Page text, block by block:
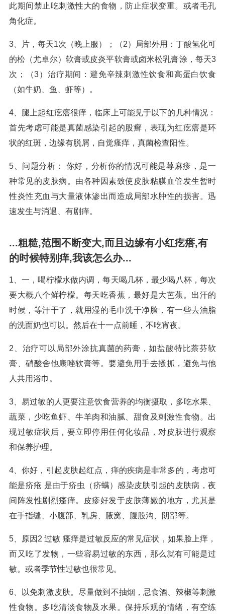
此期间禁止吃刺激性大的食物，防止症状变重。或者毛孔
角化症。
3、片，每天1次（晚上服）；（2）局部外用：丁酸氢化可
的松（尤卓尔）软膏或皮炎平软膏或卤米松乳膏涂，每天3
次；（3）治疗期间：避免辛辣刺激性饮食和高蛋白饮食
（如牛奶、鱼、虾等）。
4、腿上起红疙瘩很痒，临床上可能见于以下的几种情况：
首先考虑可能是真菌感染引起的股癣，表现为红疙瘩是环
状的红斑，边缘有脱屑，自觉瘙痒，真菌检查阳性。
5、问题分析： 你好，分析你的情况可能是荨麻疹，是一
种常见的皮肤病。由各种因素致使皮肤粘膜血管发生暂时
性炎性充血与大量液体渗出而造成局部水肿性的损害。迅
速发生与消退、有剧痒。
...粗糙,范围不断变大,而且边缘有小红疙瘩,有
的时候特别痒,我该怎么办...
1、一，喝柠檬水做内调，每天喝几杯，最少喝八杯，每次
要大概八个鲜柠檬。每天吃香蕉，最好是大芭蕉。出汗的
时候，等汗干了，就用湿的毛巾洗干净脸，有一些去油脂
的洗面奶也可以。然后在十一点前睡，不吃宵夜。
2、治疗可以局部外涂抗真菌的药膏，如盐酸特比萘芬软
膏、硝酸舍他康唑软膏等。要避免用手去搔抓，避免与他
人共用浴巾。
3、易过敏的人更要注意饮食营养的均衡摄取，多吃水果、
蔬菜，少吃鱼虾、牛羊肉和油腻、甜食及刺激性食物。出
现过敏症状后，要立即停用任何化妆品，对皮肤进行观察
和保养护理。
4、你好，引起皮肤起红点，痒的疾病是非常多的，考虑可
能是疥疮 是由于疥虫（疥螨）感染皮肤引起的皮肤病，夜
间阵发性剧烈瘙痒。皮疹好发于皮肤薄嫩的地方，尤其是
在手指缝、小腹部、乳房、腋窝、腹股沟、阴部等。
5、原因2 过敏 瘙痒是过敏反应的常见症状，如果脸上痒，
而又吃了发物，一些容易过敏的东西，那么就有可能是过
敏。或者季节性过敏也很常见。
6、以免刺激皮肤。尽量做到不抽烟，忌食酒、辣椒等刺激
性食物。多吃清淡食物及水果。保持乐观的情绪，有空练